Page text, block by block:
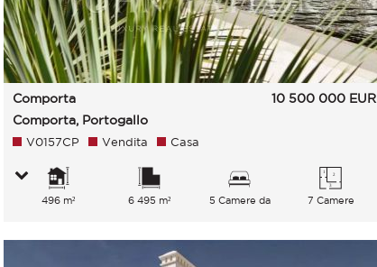
Comporta
Comporta, Portogallo
10 500 000 EUR
V0157CP Vendita Casa
496 m² 6 495 m²
5 Camere da
7 Camere